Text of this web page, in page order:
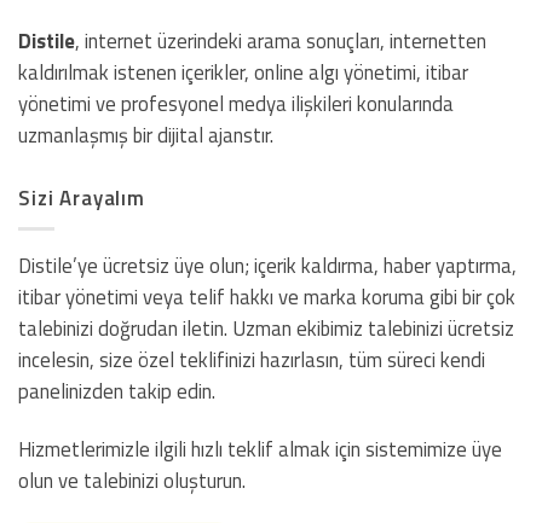
Distile, internet üzerindeki arama sonuçları, internetten
kaldırılmak istenen içerikler, online algı yönetimi, itibar
yönetimi ve profesyonel medya ilişkileri konularında
uzmanlaşmış bir dijital ajanstır.
Sizi Arayalım
Distile’ye ücretsiz üye olun; içerik kaldırma, haber yaptırma,
itibar yönetimi veya telif hakkı ve marka koruma gibi bir çok
talebinizi doğrudan iletin. Uzman ekibimiz talebinizi ücretsiz
incelesin, size özel teklifinizi hazırlasın, tüm süreci kendi
panelinizden takip edin.
Hizmetlerimizle ilgili hızlı teklif almak için sistemimize üye
olun ve talebinizi oluşturun.